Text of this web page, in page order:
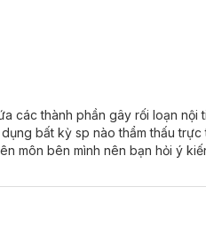
các thành phần gây rối loạn nội
bất kỳ sp nào thẩm thấu
môn bên mình nên bạn hỏi ý